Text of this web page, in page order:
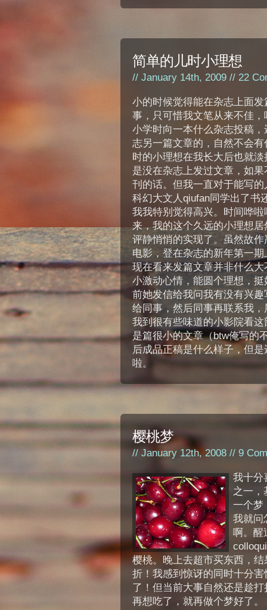
简单的儿时小理想
// January 14th, 2009 // 22
小的时候觉得能在杂志上面
事，只可惜我文笔从来不佳
小学时向一本什么杂志投稿
志另一篇文章的，自然不会
时的小理想在我长大后也就
是没在杂志上发过文章，如
刊的话。但我一直对于能写
科幻大文人qiufan同学出了书
我我特别觉得高兴。时间哗
来，我的这个久远的小理想
评静悄悄的实现了。虽然故
电影，登在杂志的新年第一
现在看来发篇文章并非什么
小激动心情，能圆个理想，
前她发信给我问我有没有兴
给同事，然后同事再联系我
我到很有些味道的小影院看
是篇很小的文章（btw俺写的
后成品正稿是什么样子，但
啦。
樱桃梦
// January 12th, 2008 // 9
我十分
之一，
一个梦
我就问
啊。醒
樱桃。晚上去超市买东西，
折！我感到惊讶的同时十分
了！但当前大事自然还是趁
再想吃了，就再做个梦好了。